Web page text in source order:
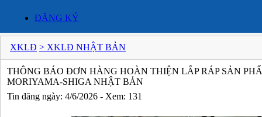
ĐĂNG KÝ
XKLĐ > XKLĐ NHẬT BẢN
THÔNG BÁO ĐƠN HÀNG HOÀN THIỆN LẮP RÁP SẢN
MORIYAMA-SHIGA NHẬT BẢN
Tin đăng ngày: 4/6/2026 - Xem: 131